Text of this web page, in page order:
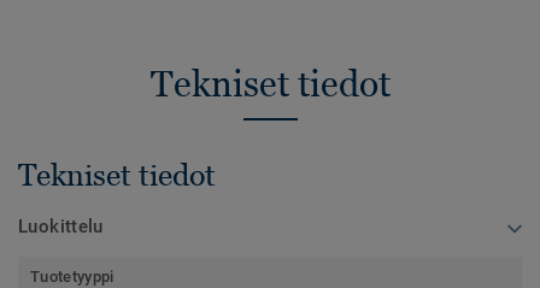
Tekniset tiedot
Tekniset tiedot
Luokittelu
Tuotetyyppi